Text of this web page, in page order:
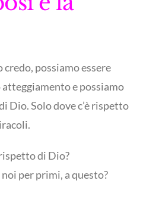
possiamo essere
e possiamo
Dio. Solo dove c’è rispetto
di Dio?
per primi, a questo?